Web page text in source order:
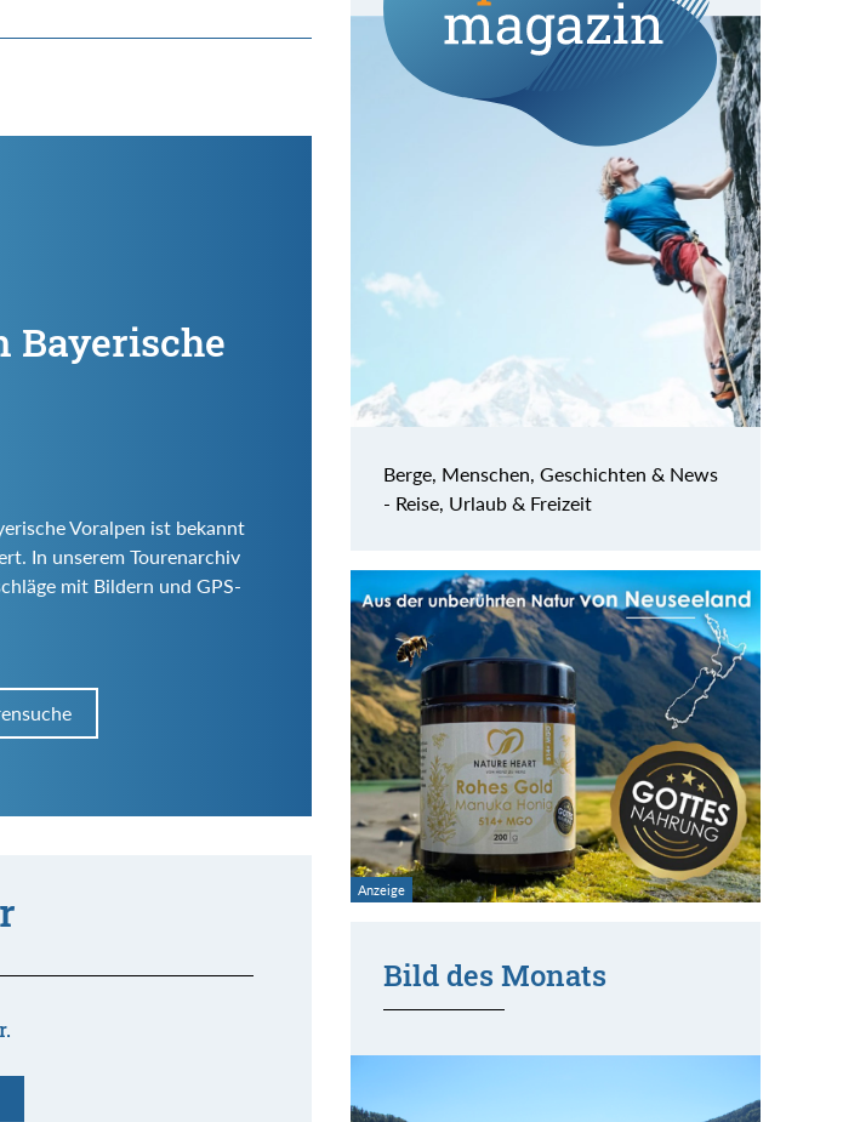
Bayerische
Voralpen ist bekannt
In unserem Tourenarchiv
mit Bildern und GPS-
Berge, Menschen, Geschichten & News
- Reise, Urlaub & Freizeit
Bild des Monats